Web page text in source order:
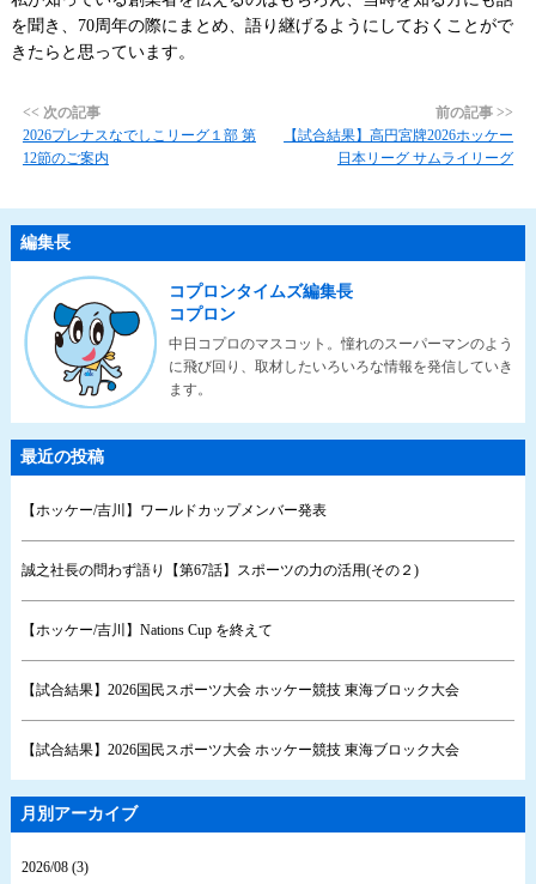
を聞き、 70周年の際にまとめ、語り継げるようにしておくことがで
きたらと思っています。
<< 次の記事
2026プレナスなでしこリーグ１部 第
12節のご案内
前の記事 >>
【試合結果】高円宮牌2026ホッケー
日本リーグ サムライリーグ
編集長
コプロンタイムズ編集長
コプロン
中日コプロのマスコット。憧れのスーパーマンのよう
に飛び回り、取材したいろいろな情報を発信していき
ます。
最近の投稿
【ホッケー/吉川】ワールドカップメンバー発表
誠之社長の問わず語り【第67話】スポーツの力の活用(その２)
【ホッケー/吉川】Nations Cup を終えて
【試合結果】2026国民スポーツ大会 ホッケー競技 東海ブロック大会
【試合結果】2026国民スポーツ大会 ホッケー競技 東海ブロック大会
月別アーカイブ
2026/08 (3)